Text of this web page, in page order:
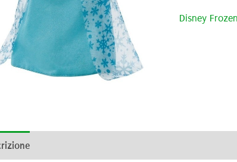
Disney Frozen